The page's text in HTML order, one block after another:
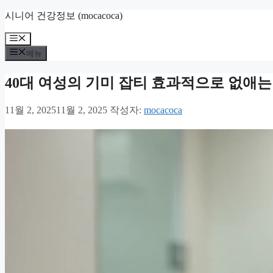
컨
츠
로
너
기
시니어 건강정보 (mocacoca)
메
뉴
메뉴
40대 여성의 기미 잡티 효과적으로 없애
11월 2, 202511월 2, 2025 작성자: mocacoca